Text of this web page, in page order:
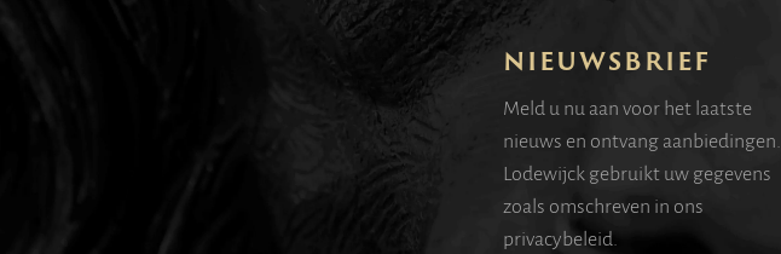
NIEUWSBRIEF
Meld u nu aan voor het laatste
nieuws en ontvang aanbiedingen.
Lodewijck gebruikt uw gegevens
zoals omschreven in ons
privacybeleid.